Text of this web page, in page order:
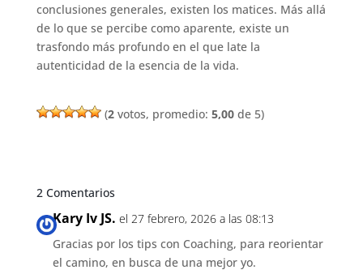
conclusiones generales, existen los matices. Más allá
de lo que se percibe como aparente, existe un
trasfondo más profundo en el que late la
autenticidad de la esencia de la vida.
(2votos, promedio: 5,00de 5)
2 Comentarios
Kary Iv JS. el 27 febrero, 2026 a las 08:13
Gracias por los tips con Coaching, para reorientar
el camino, en busca de una mejor yo.